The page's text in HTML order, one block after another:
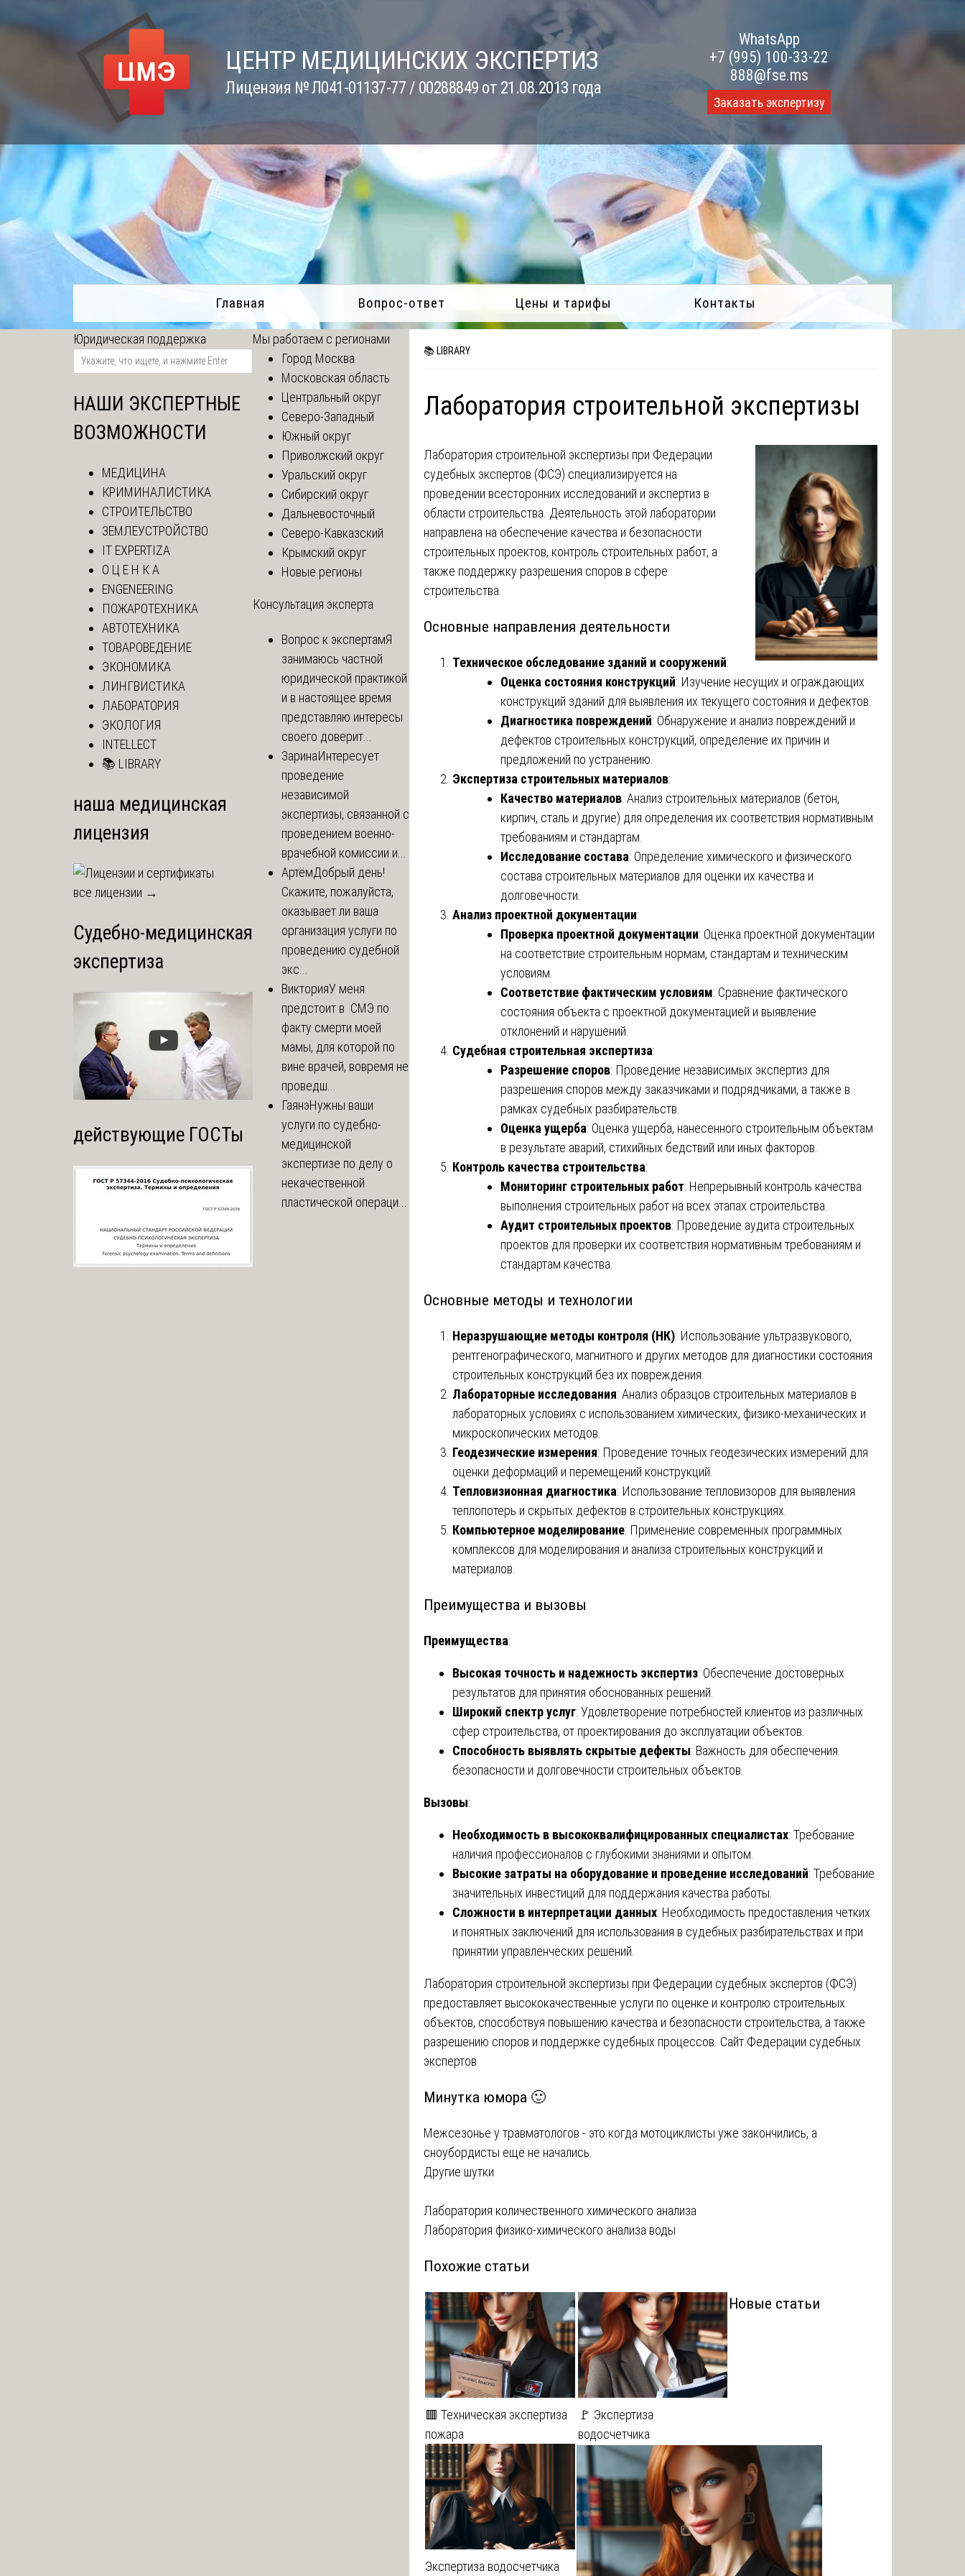
ЦЕНТР МЕДИЦИНСКИХ ЭКСПЕРТИЗ
Лицензия № Л041-01137-77 / 00288849 от 21.08.2013 года
WhatsApp
+7 (995) 100-33-22
888@fse.ms
Заказать экспертизу
Главная Вопрос-ответ Цены и тарифы Контакты
📚 LIBRARY
Лаборатория строительной экспертизы
Лаборатория строительной экспертизы при Федерации
судебных экспертов (ФСЭ) специализируется на
проведении всесторонних исследований и экспертиз в
области строительства. Деятельность этой лаборатории
направлена на обеспечение качества и безопасности
строительных проектов, контроль строительных работ, а
также поддержку разрешения споров в сфере
строительства.
Основные направления деятельности
Техническое обследование зданий и сооружений:
Оценка состояния конструкций: Изучение несущих и ограждающих
конструкций зданий для выявления их текущего состояния и дефектов.
Диагностика повреждений: Обнаружение и анализ повреждений и
дефектов строительных конструкций, определение их причин и
предложений по устранению.
Экспертиза строительных материалов:
Качество материалов: Анализ строительных материалов (бетон,
кирпич, сталь и другие) для определения их соответствия нормативным
требованиям и стандартам.
Исследование состава: Определение химического и физического
состава строительных материалов для оценки их качества и
долговечности.
Анализ проектной документации:
Проверка проектной документации: Оценка проектной документации
на соответствие строительным нормам, стандартам и техническим
условиям.
Соответствие фактическим условиям: Сравнение фактического
состояния объекта с проектной документацией и выявление
отклонений и нарушений.
Судебная строительная экспертиза:
Разрешение споров: Проведение независимых экспертиз для
разрешения споров между заказчиками и подрядчиками, а также в
рамках судебных разбирательств.
Оценка ущерба: Оценка ущерба, нанесенного строительным объектам
в результате аварий, стихийных бедствий или иных факторов.
Контроль качества строительства:
Мониторинг строительных работ: Непрерывный контроль качества
выполнения строительных работ на всех этапах строительства.
Аудит строительных проектов: Проведение аудита строительных
проектов для проверки их соответствия нормативным требованиям и
стандартам качества.
Основные методы и технологии
Неразрушающие методы контроля (НК): Использование ультразвукового,
рентгенографического, магнитного и других методов для диагностики состояния
строительных конструкций без их повреждения.
Лабораторные исследования: Анализ образцов строительных материалов в
лабораторных условиях с использованием химических, физико-механических и
микроскопических методов.
Геодезические измерения: Проведение точных геодезических измерений для
оценки деформаций и перемещений конструкций.
Тепловизионная диагностика: Использование тепловизоров для выявления
теплопотерь и скрытых дефектов в строительных конструкциях.
Компьютерное моделирование: Применение современных программных
комплексов для моделирования и анализа строительных конструкций и
материалов.
Преимущества и вызовы
Преимущества:
Высокая точность и надежность экспертиз: Обеспечение достоверных
результатов для принятия обоснованных решений.
Широкий спектр услуг: Удовлетворение потребностей клиентов из различных
сфер строительства, от проектирования до эксплуатации объектов.
Способность выявлять скрытые дефекты: Важность для обеспечения
безопасности и долговечности строительных объектов.
Вызовы:
Необходимость в высококвалифицированных специалистах: Требование
наличия профессионалов с глубокими знаниями и опытом.
Высокие затраты на оборудование и проведение исследований: Требование
значительных инвестиций для поддержания качества работы.
Сложности в интерпретации данных: Необходимость предоставления четких
и понятных заключений для использования в судебных разбирательствах и при
принятии управленческих решений.
Лаборатория строительной экспертизы при Федерации судебных экспертов (ФСЭ)
предоставляет высококачественные услуги по оценке и контролю строительных
объектов, способствуя повышению качества и безопасности строительства, а также
разрешению споров и поддержке судебных процессов. Сайт Федерации судебных
экспертов
Минутка юмора 🙂
Межсезонье у травматологов - это когда мотоциклисты уже закончились, а
сноубордисты ещё не начались.
Другие шутки
Навигация
записям
Лаборатория количественного химического анализа
Лаборатория физико-химического анализа воды
Похожие статьи
🟥 Техническая экспертиза
пожара
🚩 Экспертиза
водосчетчика
Экспертиза водосчетчика
Новые статьи
Юридическая поддержка
НАШИ ЭКСПЕРТНЫЕ
ВОЗМОЖНОСТИ
МЕДИЦИНА
КРИМИНАЛИСТИКА
СТРОИТЕЛЬСТВО
ЗЕМЛЕУСТРОЙСТВО
IT EXPERTIZA
О Ц Е Н К А
ENGENEERING
ПОЖАРОТЕХНИКА
АВТОТЕХНИКА
ТОВАРОВЕДЕНИЕ
ЭКОНОМИКА
ЛИНГВИСТИКА
ЛАБОРАТОРИЯ
ЭКОЛОГИЯ
INTELLECT
📚 LIBRARY
наша медицинская
лицензия
все лицензии →
Судебно-медицинская
экспертиза
действующие ГОСТы
Мы работаем с регионами
Город Москва
Московская область
Центральный округ
Северо-Западный
Южный округ
Приволжский округ
Уральский округ
Сибирский округ
Дальневосточный
Северо-Кавказский
Крымский округ
Новые регионы
Консультация эксперта
Вопрос к экспертамЯ
занимаюсь частной
юридической практикой
и в настоящее время
представляю интересы
своего доверит...
ЗаринаИнтересует
проведение
независимой
экспертизы, связанной с
проведением военно-
врачебной комиссии и...
АртёмДобрый день!
Скажите, пожалуйста,
оказывает ли ваша
организация услуги по
проведению судебной
экс...
ВикторияУ меня
предстоит в СМЭ по
факту смерти моей
мамы, для которой по
вине врачей, вовремя не
проведш...
ГаянэНужны ваши
услуги по судебно-
медицинской
экспертизе по делу о
некачественной
пластической операци...